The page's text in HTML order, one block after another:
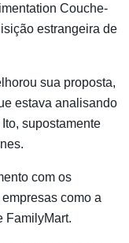
Couche-
estrangeira de
sua proposta,
estava analisando
supostamente
com os
como a
FamilyMart.